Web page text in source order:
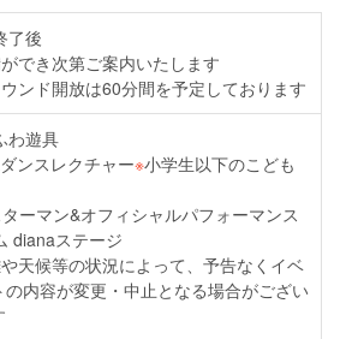
了後
でき次第ご案内いたします
ンド開放は60分間を予定しております
わ遊具
ンスレクチャー※小学生以下のこども
ーマン&オフィシャルパフォーマンス
dianaステージ
天候等の状況によって、予告なくイベ
の内容が変更・中止となる場合がござい